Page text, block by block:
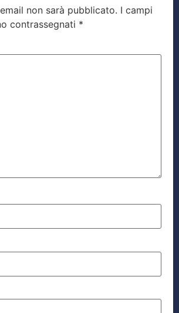
non sarà pubblicato. I campi
contrassegnati *